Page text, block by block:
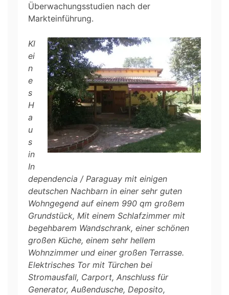
Überwachungsstudien nach der
Markteinführung.
Kl
ei
n
e
s
H
a
u
s
in
In
dependencia / Paraguay mit einigen
deutschen Nachbarn in einer sehr guten
Wohngegend auf einem 990 qm großem
Grundstück, Mit einem Schlafzimmer mit
begehbarem Wandschrank, einer schönen
großen Küche, einem sehr hellem
Wohnzimmer und einer großen Terrasse.
Elektrisches Tor mit Türchen bei
Stromausfall, Carport, Anschluss für
Generator, Außendusche, Deposito,